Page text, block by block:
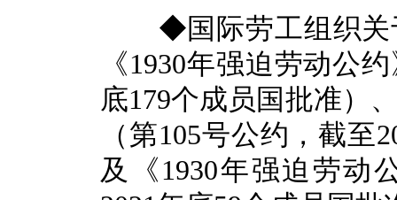
◆国际劳工组织关
《1930年强迫劳动公
底179个成员国批准）
（第105号公约，截至
及《1930年强迫劳动